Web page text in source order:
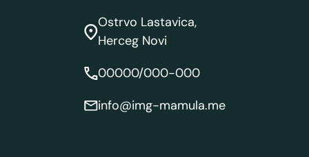
Ostrvo Lastavica,
Herceg Novi
00000/000-000
info@img-mamula.me